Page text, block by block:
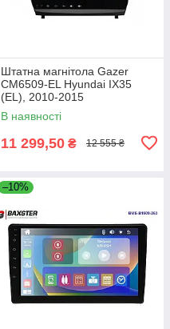
Штатна магнітола Gazer
CM6509-EL Hyundai IX35
(EL), 2010-2015
В наявності
11 299,50 ₴ 12 555 ₴
–10%